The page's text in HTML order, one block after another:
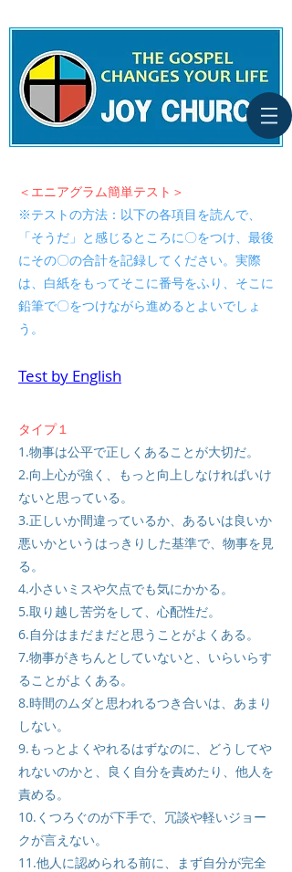
＜エニアグラム簡単テスト＞
※テストの方法：以下の各項目を読んで、
「そうだ」と感じるところに〇をつけ、最後
にその〇の合計を記録してください。実際
は、白紙をもってそこに番号をふり、そこに
鉛筆で〇をつけながら進めるとよいでしょ
う。
Test by English
タイプ１
1.物事は公平で正しくあることが大切だ。
2.向上心が強く、もっと向上しなければいけ
ないと思っている。
3.正しいか間違っているか、あるいは良いか
悪いかというはっきりした基準で、物事を見
る。
4.小さいミスや欠点でも気にかかる。
5.取り越し苦労をして、心配性だ。
6.自分はまだまだと思うことがよくある。
7.物事がきちんとしていないと、いらいらす
ることがよくある。
8.時間のムダと思われるつき合いは、あまり
しない。
9.もっとよくやれるはずなのに、どうしてや
れないのかと、良く自分を責めたり、他人を
責める。
10.くつろぐのが下手で、冗談や軽いジョー
クが言えない。
11.他人に認められる前に、まず自分が完全